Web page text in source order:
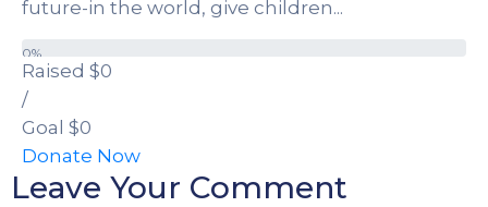
future-in the world, give children...
0%
Raised $0
/
Goal $0
Donate Now
Leave Your Comment